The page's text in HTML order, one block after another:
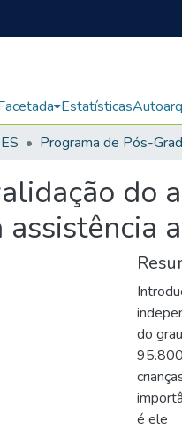
Estatísticas
do
do
95.800
é ele